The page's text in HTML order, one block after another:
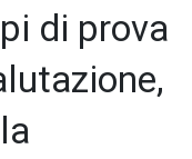
di prova